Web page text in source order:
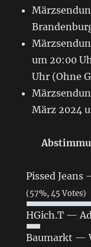
um 20:00
Uhr (Ohne
März 2024
Pissed
(57%, 45 Votes)
HGich.T —
Baumarkt —